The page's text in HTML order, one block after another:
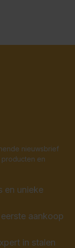
nieuwsbrief
en
en unieke
aankoop
in stalen